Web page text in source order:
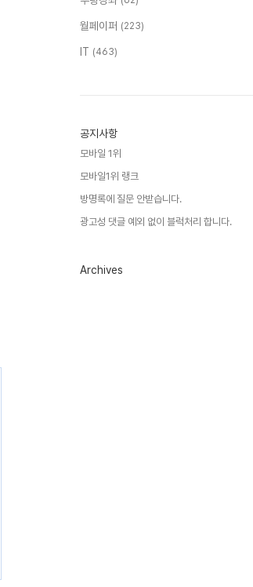
월페이퍼 (223)
IT (463)
공지사항
모바일 1위
모바일1위 랭크
방명록에 질문 안받습니다.
광고성 댓글 예외 없이 블럭처리 합니다.
Archives